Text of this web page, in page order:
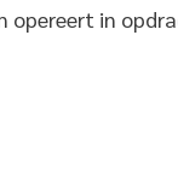
opereert in